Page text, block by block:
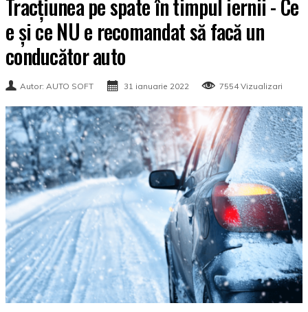
Tracțiunea pe spate în timpul iernii - Ce
e și ce NU e recomandat să facă un
conducător auto
Autor: AUTO SOFT 31 ianuarie 2022 7554 Vizualizari